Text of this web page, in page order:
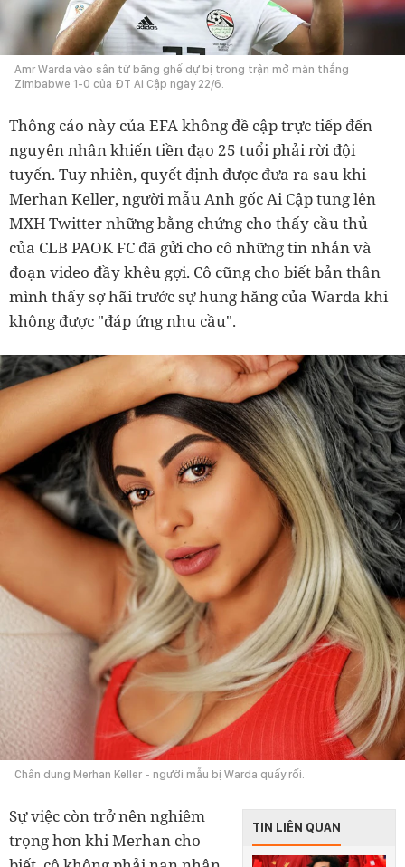
Amr Warda vào sân từ băng ghế dự bị trong trận mở màn thắng
Zimbabwe 1-0 của ĐT Ai Cập ngày 22/6.
Thông cáo này của EFA không đề cập trực tiếp đến
nguyên nhân khiến tiền đạo 25 tuổi phải rời đội
tuyển. Tuy nhiên, quyết định được đưa ra sau khi
Merhan Keller, người mẫu Anh gốc Ai Cập tung lên
MXH Twitter những bằng chứng cho thấy cầu thủ
của CLB PAOK FC đã gửi cho cô những tin nhắn và
đoạn video đầy khêu gợi. Cô cũng cho biết bản thân
mình thấy sợ hãi trước sự hung hăng của Warda khi
không được "đáp ứng nhu cầu".
Chân dung Merhan Keller - người mẫu bị Warda quấy rối.
TIN LIÊN QUAN
Sự việc còn trở nên nghiêm
trọng hơn khi Merhan cho